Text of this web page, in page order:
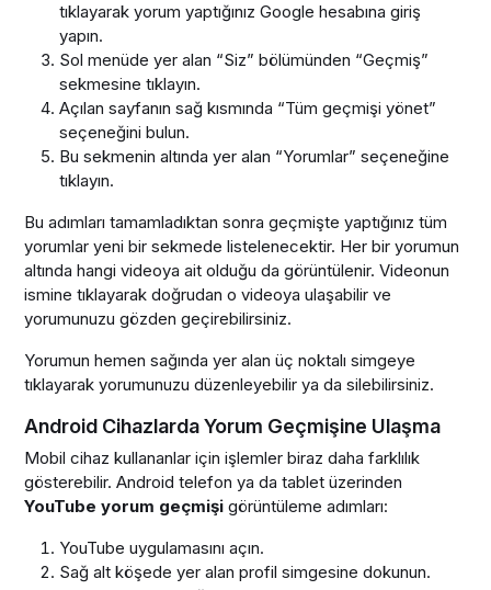
tıklayarak yorum yaptığınız Google hesabına giriş
yapın.
Sol menüde yer alan “Siz” bölümünden “Geçmiş”
sekmesine tıklayın.
Açılan sayfanın sağ kısmında “Tüm geçmişi yönet”
seçeneğini bulun.
Bu sekmenin altında yer alan “Yorumlar” seçeneğine
tıklayın.
Bu adımları tamamladıktan sonra geçmişte yaptığınız tüm
yorumlar yeni bir sekmede listelenecektir. Her bir yorumun
altında hangi videoya ait olduğu da görüntülenir. Videonun
ismine tıklayarak doğrudan o videoya ulaşabilir ve
yorumunuzu gözden geçirebilirsiniz.
Yorumun hemen sağında yer alan üç noktalı simgeye
tıklayarak yorumunuzu düzenleyebilir ya da silebilirsiniz.
Android Cihazlarda Yorum Geçmişine Ulaşma
Mobil cihaz kullananlar için işlemler biraz daha farklılık
gösterebilir. Android telefon ya da tablet üzerinden
YouTube yorum geçmişi görüntüleme adımları:
YouTube uygulamasını açın.
Sağ alt köşede yer alan profil simgesine dokunun.